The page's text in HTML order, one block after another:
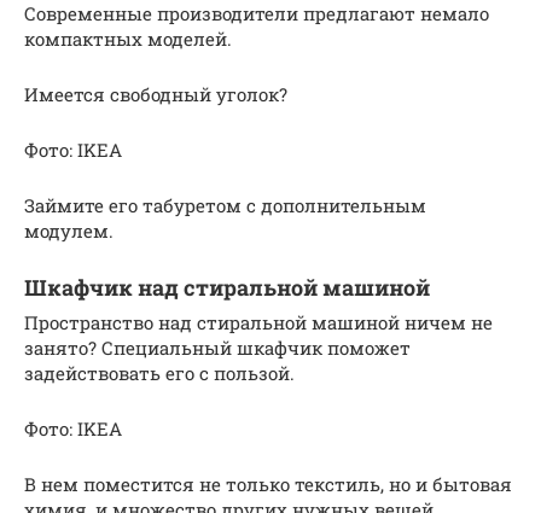
Современные производители предлагают немало
компактных моделей.
Имеется свободный уголок?
Фото: IKEA
Займите его табуретом с дополнительным
модулем.
Шкафчик над стиральной машиной
Пространство над стиральной машиной ничем не
занято? Специальный шкафчик поможет
задействовать его с пользой.
Фото: IKEA
В нем поместится не только текстиль, но и бытовая